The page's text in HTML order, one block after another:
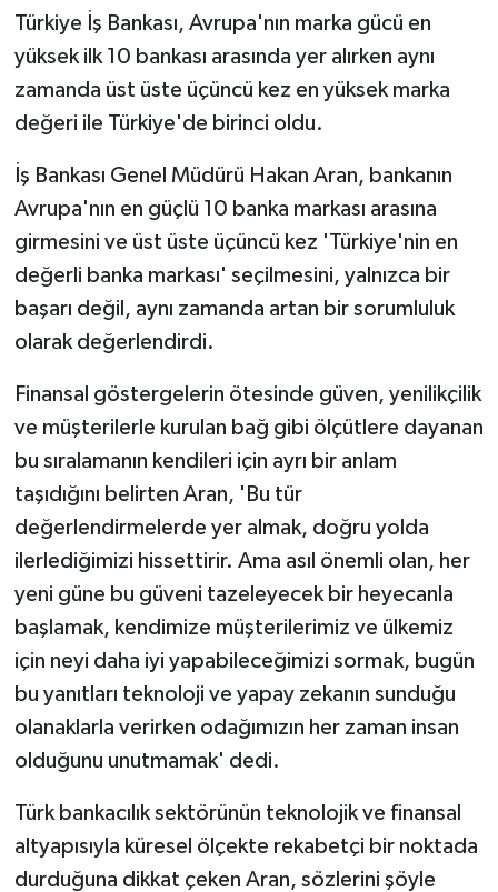
Türkiye İş Bankası, Avrupa'nın marka gücü en
yüksek ilk 10 bankası arasında yer alırken aynı
zamanda üst üste üçüncü kez en yüksek marka
değeri ile Türkiye'de birinci oldu.
İş Bankası Genel Müdürü Hakan Aran, bankanın
Avrupa'nın en güçlü 10 banka markası arasına
girmesini ve üst üste üçüncü kez 'Türkiye'nin en
değerli banka markası' seçilmesini, yalnızca bir
başarı değil, aynı zamanda artan bir sorumluluk
olarak değerlendirdi.
Finansal göstergelerin ötesinde güven, yenilikçilik
ve müşterilerle kurulan bağ gibi ölçütlere dayanan
bu sıralamanın kendileri için ayrı bir anlam
taşıdığını belirten Aran, 'Bu tür
değerlendirmelerde yer almak, doğru yolda
ilerlediğimizi hissettirir. Ama asıl önemli olan, her
yeni güne bu güveni tazeleyecek bir heyecanla
başlamak, kendimize müşterilerimiz ve ülkemiz
için neyi daha iyi yapabileceğimizi sormak, bugün
bu yanıtları teknoloji ve yapay zekanın sunduğu
olanaklarla verirken odağımızın her zaman insan
olduğunu unutmamak' dedi.
Türk bankacılık sektörünün teknolojik ve finansal
altyapısıyla küresel ölçekte rekabetçi bir noktada
durduğuna dikkat çeken Aran, sözlerini şöyle
Jandarma
Kadın
MAGAZİN
POLİTİKA
SİYASET
SPOR HABERLERİ
Turizm
ÜLKE GÜNDEMİ
YEREL
Yerel Haberler